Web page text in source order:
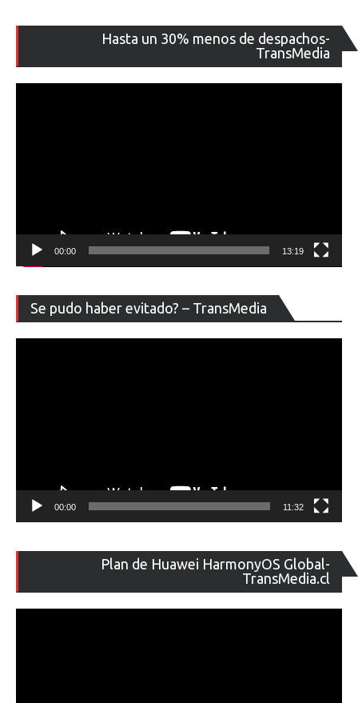
Hasta un 30% menos de despachos-
TransMedia
de
00:00 13:19
Se pudo haber evitado? – TransMedia
de
00:00 11:32
Plan de Huawei HarmonyOS Global-
TransMedia.cl
de